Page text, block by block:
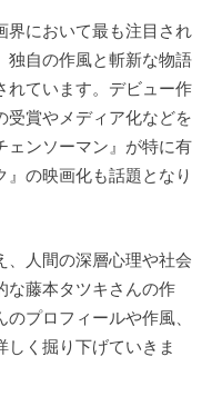
界において最も注目され
独自の作風と斬新な物語
ています。 デビュー作
受賞やメディア化などを
ェンソーマン』が特に有
の映画化も話題となり
、人間の深層心理や社会
な藤本タツキさんの作
プロフィールや作風、
しく掘り下げていきま